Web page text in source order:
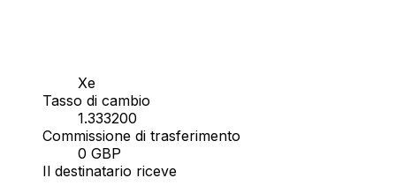
Xe
Tasso di cambio
1.333200
Commissione di trasferimento
0 GBP
Il destinatario riceve